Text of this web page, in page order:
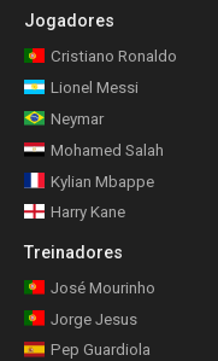
Jogadores
Cristiano Ronaldo
Lionel Messi
Neymar
Mohamed Salah
Kylian Mbappe
Harry Kane
Treinadores
José Mourinho
Jorge Jesus
Pep Guardiola